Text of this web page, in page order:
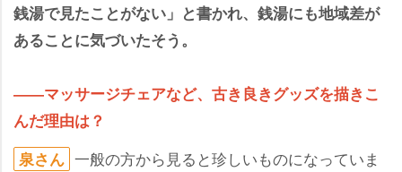
銭湯で見たことがない」と書かれ、銭湯にも地域差が
あることに気づいたそう。
――マッサージチェアなど、古き良きグッズを描きこ
んだ理由は？
泉さん 一般の方から見ると珍しいものになっていま